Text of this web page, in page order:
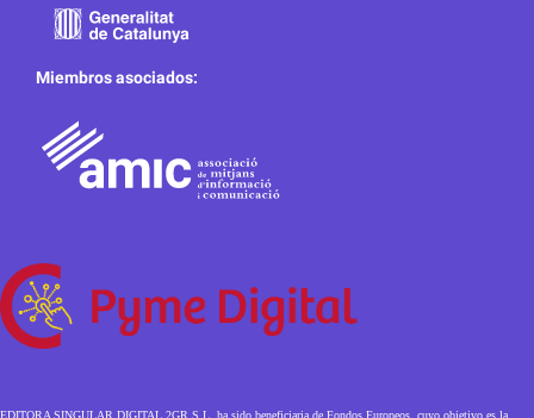
Miembros asociados:
EDITORA SINGULAR DIGITAL 2GR S.L. ha sido beneficiaria de Fondos Europeos, cuyo objetivo es la